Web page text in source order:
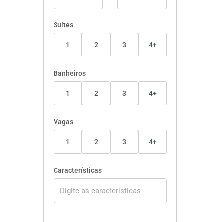
Suítes
1 2 3 4+
Banheiros
1 2 3 4+
Vagas
1 2 3 4+
Características